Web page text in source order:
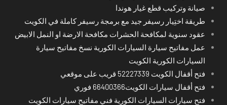
صيانة وتركيب قطع غيار هوندا
طريقة اختِيار رسيفر جيد مع برمجة رسيفر كاملة في الكويت
عقود سنوية لمكافحة الحشرات مكافحة الارضة او النمل الابيض
عمل مفاتيح سيارة السيارات الكورية نسخ مفاتيح سيارة
السيارات الكورية الكويت
فتح أقفال الكويت 52227339 قريب على موقعي
فتح أقفال سيارات الكويت66400366 فوري
فتح سيارات السيارات الكورية فني مفاتيح سيارات الكويت